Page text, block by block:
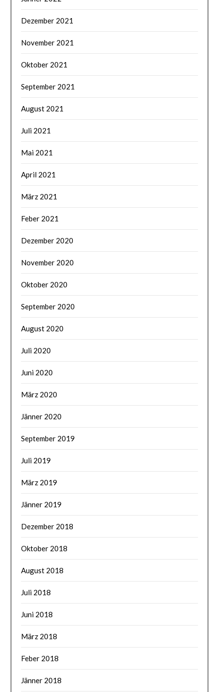
Dezember 2021
November 2021
Oktober 2021
September 2021
August 2021
Juli 2021
Mai 2021
April 2021
März 2021
Feber 2021
Dezember 2020
November 2020
Oktober 2020
September 2020
August 2020
Juli 2020
Juni 2020
März 2020
Jänner 2020
September 2019
Juli 2019
März 2019
Jänner 2019
Dezember 2018
Oktober 2018
August 2018
Juli 2018
Juni 2018
März 2018
Feber 2018
Jänner 2018